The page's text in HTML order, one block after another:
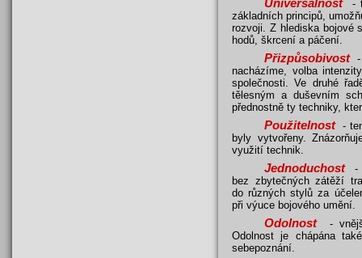
Universálnost-
základních principů,
rozvoji. Z hlediska bojové
hodů, škrcení a páčení.
Přizpůsobivost-
nacházíme, volba
společnosti. Ve druhé
tělesným a duševním
přednostně ty techniky,
Použitelnost-
byly vytvořeny.
využití technik.
Jednoduchost-
bez zbytečných zátěží
do různých stylů za
při výuce bojového umění.
Odolnost-
Odolnost je chápána
sebepoznání.